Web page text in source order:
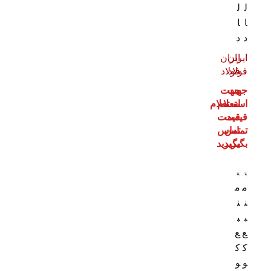
1
1
1
ل
ا
د
ایران
فولاد
جهت
استعلام
قیمت
تماس
بگیرید
ل
ا
د
ایران
فولاد
جهت
استعلام
قیمت
تماس
بگیرید
م
ن
ب
ع
ک
و
م
ن
ب
ع
ک
و